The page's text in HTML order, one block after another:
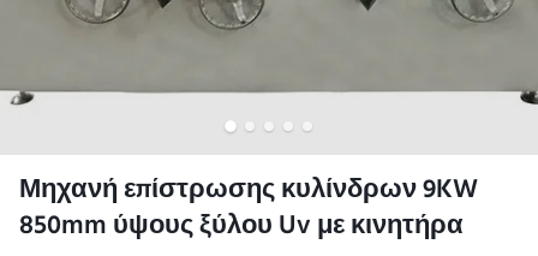
Μηχανή επίστρωσης κυλίνδρων 9KW
850mm ύψους ξύλου Uv με κινητήρα